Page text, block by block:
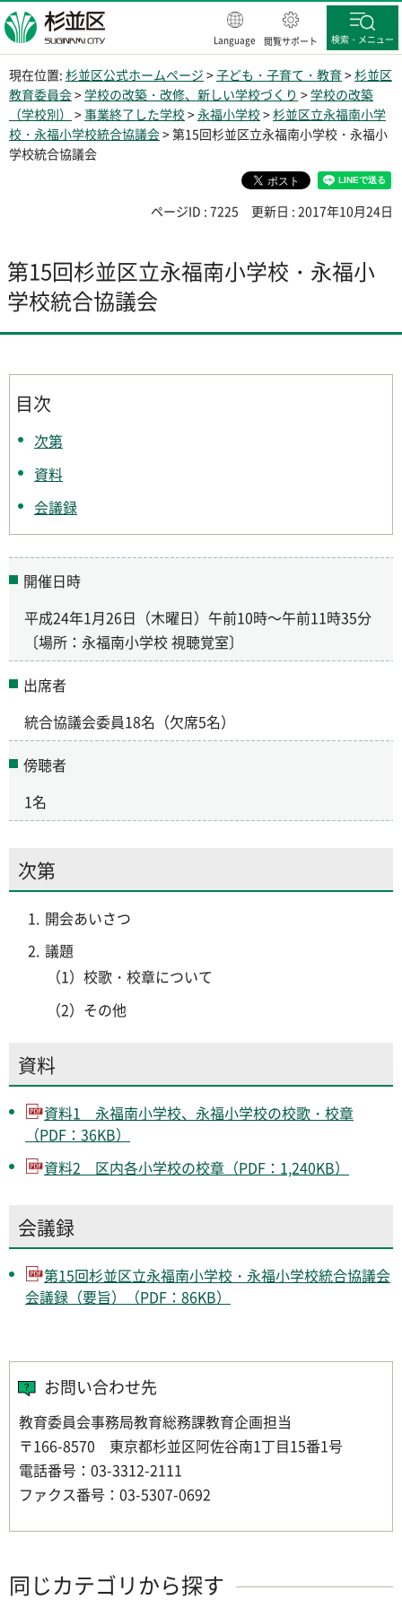
杉並区
Language 閲覧サポート 検索・メニュー
現在位置: 杉並区公式ホームページ >子ども・子育て・教育 >杉並区
教育委員会> 学校の改築・改修、新しい学校づくり > 学校の改築
（学校別） >事業終了した学校>永福小学校>杉並区立永福南小学
校・永福小学校統合協議会> 第15回杉並区立永福南小学校・永福小
学校統合協議会
ページID : 7225 更新日 : 2017年10月24日
第15回杉並区立永福南小学校・永福小
学校統合協議会
目次
次第
資料
会議録
開催日時
平成24年1月26日（木曜日）午前10時～午前11時35分
〔場所：永福南小学校 視聴覚室〕
出席者
統合協議会委員18名（欠席5名）
傍聴者
1名
次第
開会あいさつ
議題
（1）校歌・校章について
（2）その他
資料
資料1 永福南小学校、永福小学校の校歌・校章
（PDF：36KB）
資料2 区内各小学校の校章（PDF：1,240KB）
会議録
第15回杉並区立永福南小学校・永福小学校統合協議会
会議録（要旨）（PDF：86KB）
お問い合わせ先
教育委員会事務局教育総務課教育企画担当
〒166-8570 東京都杉並区阿佐谷南1丁目15番1号
電話番号：03-3312-2111
ファクス番号：03-5307-0692
同じカテゴリから探す